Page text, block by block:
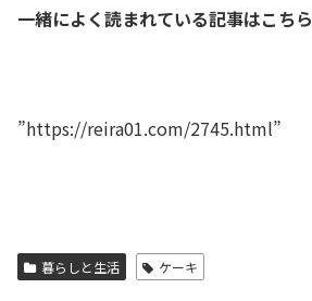
一緒によく読まれている記事はこちら
”https://reira01.com/2745.html”
暮らしと生活 ケーキ